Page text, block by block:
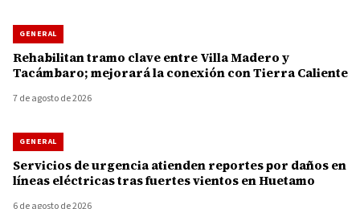
GENERAL
Rehabilitan tramo clave entre Villa Madero y
Tacámbaro; mejorará la conexión con Tierra Caliente
7 de agosto de 2026
GENERAL
Servicios de urgencia atienden reportes por daños en
líneas eléctricas tras fuertes vientos en Huetamo